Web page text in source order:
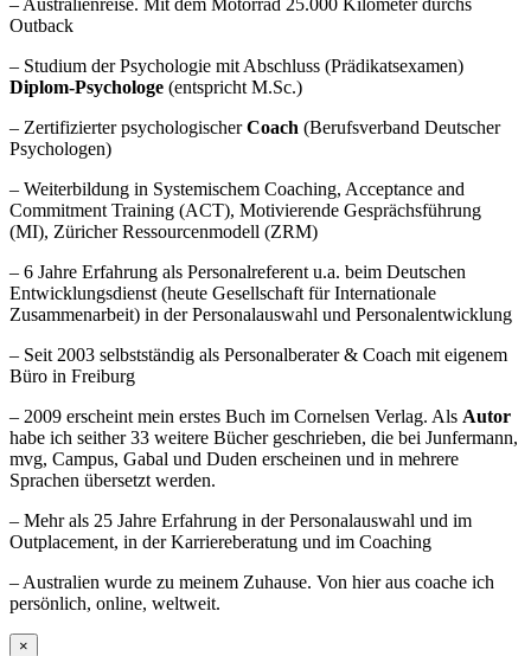
Outback
– Studium der Psychologie mit Abschluss (Prädikatsexamen)
Diplom-Psychologe (entspricht M.Sc.)
– Zertifizierter psychologischerCoach (Berufsverband Deutscher
Psychologen)
– Weiterbildung in Systemischem Coaching, Acceptance and
Commitment Training (ACT), Motivierende Gesprächsführung
(MI), Züricher Ressourcenmodell (ZRM)
– 6 Jahre Erfahrung als Personalreferent u.a. beim Deutschen
Entwicklungsdienst (heute Gesellschaft für Internationale
Zusammenarbeit) in der Personalauswahl und Personalentwicklung
– Seit 2003 selbstständig als Personalberater & Coach mit eigenem
Büro in Freiburg
– 2009 erscheint mein erstes Buch im Cornelsen Verlag. Als Autor
habe ich seither 33 weitere Bücher geschrieben, die bei Junfermann,
mvg, Campus, Gabal und Duden erscheinen und in mehrere
Sprachen übersetzt werden.
– Mehr als 25 Jahre Erfahrung in der Personalauswahl und im
Outplacement, in der Karriereberatung und im Coaching
– Australien wurde zu meinem Zuhause. Von hier aus coache ich
persönlich, online, weltweit.
×